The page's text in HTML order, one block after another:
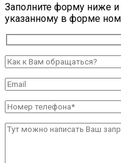
Заполните форму ниже
указанному в форме